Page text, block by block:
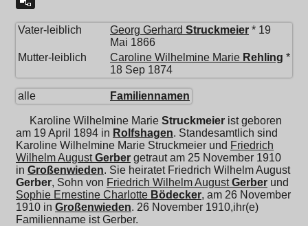
Vater-leiblich Georg Gerhard Struckmeier * 19
Mai 1866
Mutter-leiblich
Caroline Wilhelmine Marie Rehling *
18 Sep 1874
alle Familiennamen
Karoline Wilhelmine Marie Struckmeier ist geboren
am 19 April 1894 in Rolfshagen. Standesamtlich sind
Karoline Wilhelmine Marie Struckmeier und Friedrich
Wilhelm August Gerber getraut am 25 November 1910
in Großenwieden. Sie heiratet Friedrich Wilhelm August
Gerber, Sohn von Friedrich Wilhelm August Gerber und
Sophie Ernestine Charlotte Bödecker, am 26 November
1910 in Großenwieden. 26 November 1910,ihr(e)
Familienname ist Gerber.